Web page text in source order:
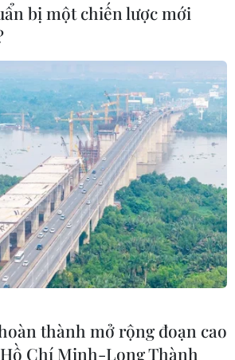
bị một chiến lược mới
thành mở rộng đoạn cao
Chí Minh-Long Thành